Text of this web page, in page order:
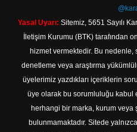
Yasal Uyarı: Sitemiz, 5651 Sayılı
İletişim Kurumu (BTK) tarafından
hizmet vermektedir. Bu
denetleme veya araştırma
üyelerimiz yazdıkları içeriklerin
üye olarak bu sorumluluğu kabul
herhangi bir marka, kurum veya
bulunmamaktadır. Sitede